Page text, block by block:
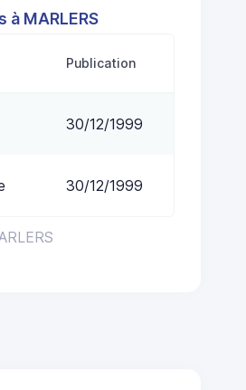
MARLERS
Publication
30/12/1999
30/12/1999